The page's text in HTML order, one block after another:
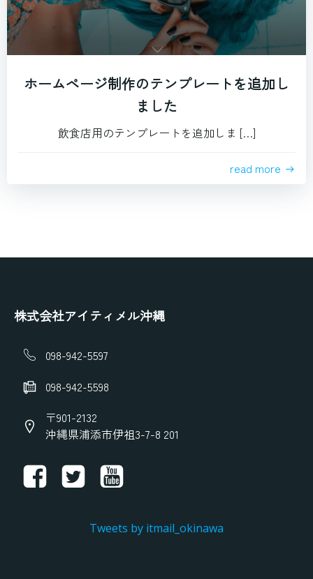
ホームページ制作のテンプレートを追加し
ました
飲食店用のテンプレートを追加しま […]
read more
株式会社アイティメル沖縄
098-942-5597
098-942-5598
〒901-2132
沖縄県浦添市伊祖3-7-8 201
Tweets by itmail_okinawa